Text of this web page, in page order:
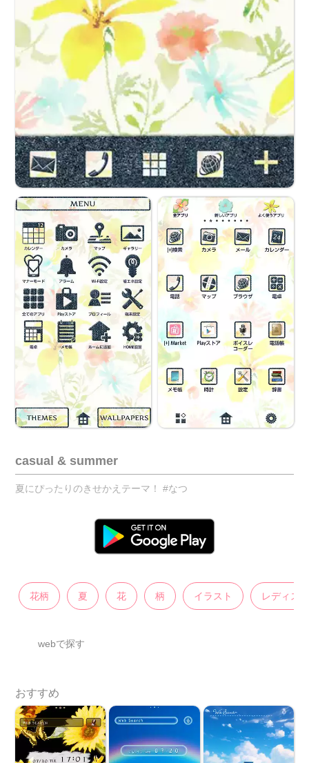
casual & summer
夏にぴったりのきせかえテーマ！ #なつ
花柄 夏 花 柄 イラスト レディス
webで探す
おすすめ